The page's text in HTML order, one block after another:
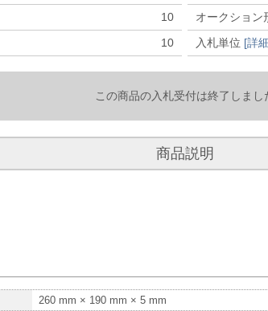
10
10
オークション
入札単位 [詳
この商品の入札受付は終了しまし
商品説明
260 mm × 190 mm × 5 mm